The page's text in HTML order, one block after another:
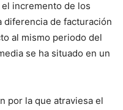
incremento de los
diferencia de facturación
al mismo periodo del
se ha situado en un
por la que atraviesa el